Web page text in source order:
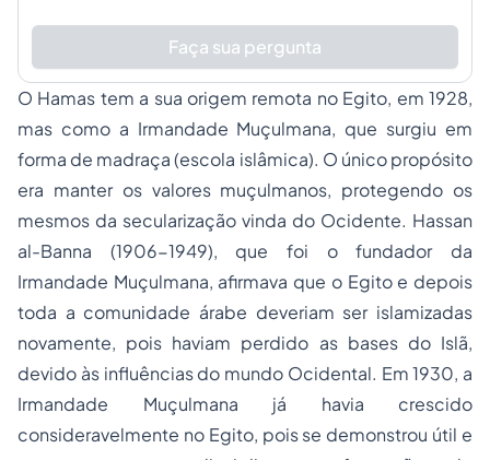
Faça sua pergunta
O Hamas tem a sua origem remota no Egito, em 1928,
mas como a Irmandade Muçulmana, que surgiu em
forma de madraça (escola islâmica). O único propósito
era manter os valores muçulmanos, protegendo os
mesmos da secularização vinda do Ocidente. Hassan
al-Banna (1906-1949), que foi o fundador da
Irmandade Muçulmana, afirmava que o Egito e depois
toda a comunidade árabe deveriam ser islamizadas
novamente, pois haviam perdido as bases do Islã,
devido às influências do mundo Ocidental. Em 1930, a
Irmandade Muçulmana já havia crescido
consideravelmente no Egito, pois se demonstrou útil e